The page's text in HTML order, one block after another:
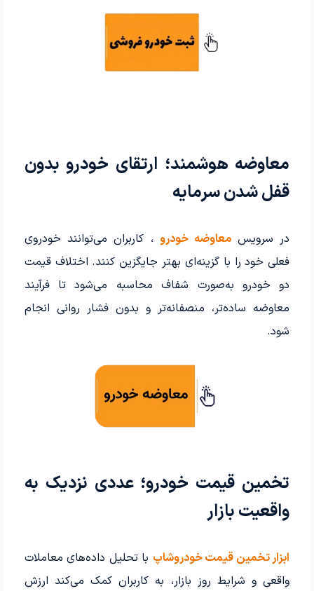
معاوضه هوشمند؛ ارتقای خودرو بدون
قفل شدن سرمایه
در سرویسمعاوضه خودرو، کاربران می‌توانند خودروی
فعلی خود را با گزینه‌ای بهتر جایگزین کنند. اختلاف قیمت
دو خودرو به‌صورت شفاف محاسبه می‌شود تا فرآیند
معاوضه ساده‌تر، منصفانه‌تر و بدون فشار روانی انجام
شود.
تخمین قیمت خودرو؛ عددی نزدیک به
واقعیت بازار
ابزار تخمین قیمت خودروشاپ با تحلیل داده‌های معاملات
واقعی و شرایط روز بازار، به کاربران کمک می‌کند ارزش